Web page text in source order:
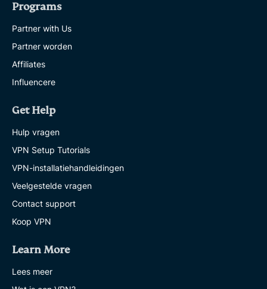
Programs
Partner with Us
Partner worden
Affiliates
Influencere
Get Help
Hulp vragen
VPN Setup Tutorials
VPN-installatiehandleidingen
Veelgestelde vragen
Contact support
Koop VPN
Learn More
Lees meer